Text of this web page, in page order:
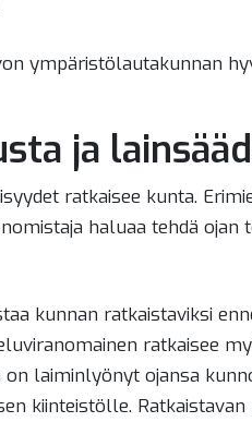
ympäristölautakunnan
ja
ratkaisee kunta.
haluaa tehdä ojan
kunnan ratkaistaviksi
ratkaisee
laiminlyönyt ojansa
kiinteistölle.